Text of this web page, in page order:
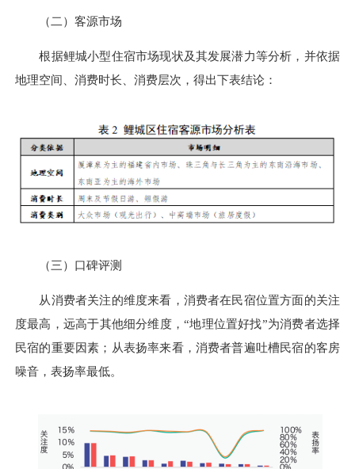
（二）客源市场
根据鲤城小型住宿市场现状及其发展潜力等分析，并依据
地理空间、消费时长、消费层次，得出下表结论：
（三）口碑评测
从消费者关注的维度来看，消费者在民宿位置方面的关注
度最高，远高于其他细分维度，“地理位置好找”为消费者选择
民宿的重要因素；从表扬率来看，消费者普遍吐槽民宿的客房
噪音，表扬率最低。